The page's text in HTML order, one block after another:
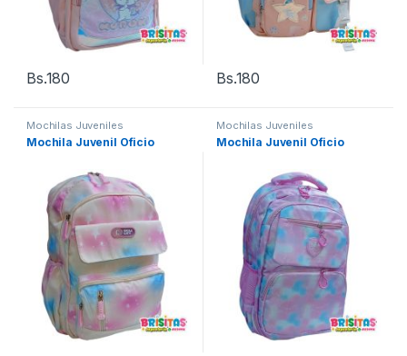
Bs.180 Bs.180
Mochilas Juveniles
Mochila Juvenil Oficio
Mochilas Juveniles
Mochila Juvenil Oficio